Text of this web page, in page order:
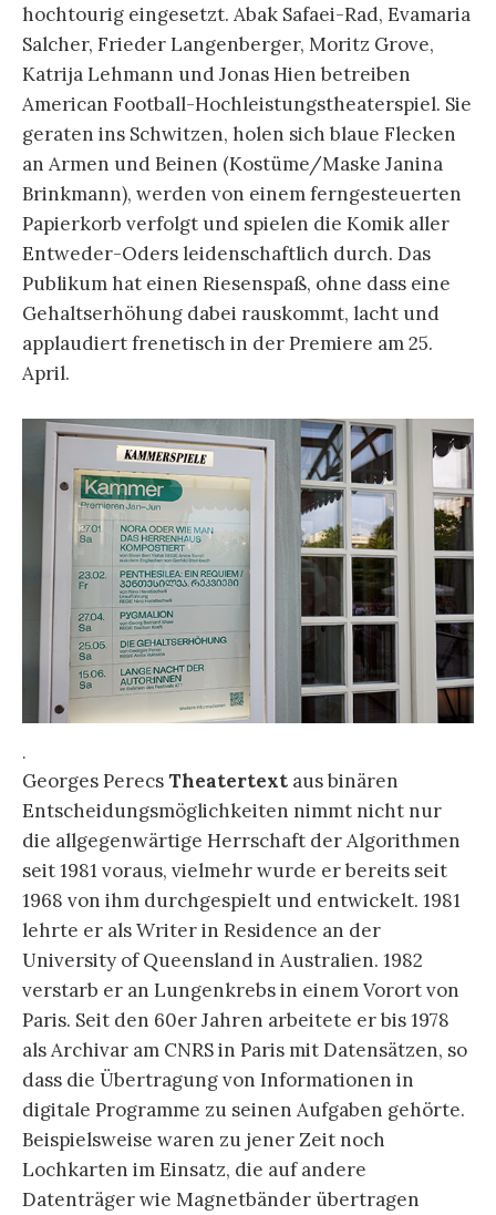
hochtourig eingesetzt. Abak Safaei-Rad, Evamaria
Salcher, Frieder Langenberger, Moritz Grove,
Katrija Lehmann und Jonas Hien betreiben
American Football-Hochleistungstheaterspiel. Sie
geraten ins Schwitzen, holen sich blaue Flecken
an Armen und Beinen (Kostüme/Maske Janina
Brinkmann), werden von einem ferngesteuerten
Papierkorb verfolgt und spielen die Komik aller
Entweder-Oders leidenschaftlich durch. Das
Publikum hat einen Riesenspaß, ohne dass eine
Gehaltserhöhung dabei rauskommt, lacht und
applaudiert frenetisch in der Premiere am 25.
April.
.
Georges PerecsTheatertext aus binären
Entscheidungsmöglichkeiten nimmt nicht nur
die allgegenwärtige Herrschaft der Algorithmen
seit 1981 voraus, vielmehr wurde er bereits seit
1968 von ihm durchgespielt und entwickelt. 1981
lehrte er als Writer in Residence an der
University of Queensland in Australien. 1982
verstarb er an Lungenkrebs in einem Vorort von
Paris. Seit den 60er Jahren arbeitete er bis 1978
als Archivar am CNRS in Paris mit Datensätzen, so
dass die Übertragung von Informationen in
digitale Programme zu seinen Aufgaben gehörte.
Beispielsweise waren zu jener Zeit noch
Lochkarten im Einsatz, die auf andere
Datenträger wie Magnetbänder übertragen